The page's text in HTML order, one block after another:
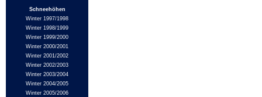
Schneehöhen
Winter 1997/1998
Winter 1998/1999
Winter 1999/2000
Winter 2000/2001
Winter 2001/2002
Winter 2002/2003
Winter 2003/2004
Winter 2004/2005
Winter 2005/2006